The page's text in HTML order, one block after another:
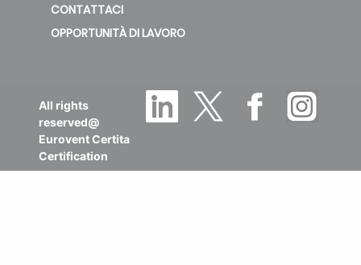
CONTATTACI
OPPORTUNITÀ DI LAVORO
All rights
reserved@
Eurovent Certita
Certification